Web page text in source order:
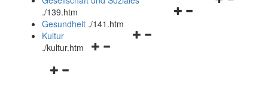
Navigationsmenü
./139.htm
Navigationsmenü
Gesundheit ./141.htm
Navigationsmenü
Kultur
./kultur.htm
Navigationsmenü